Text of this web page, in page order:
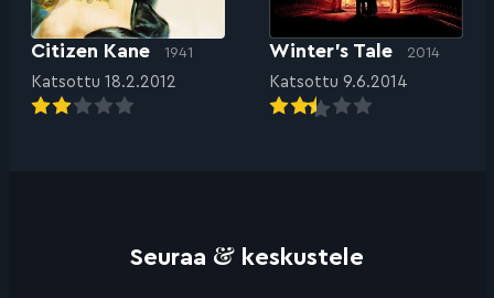
Citizen Kane 1941
Katsottu 18.2.2012
Winter’s Tale 2014
Katsottu 9.6.2014
Seuraa & keskustele